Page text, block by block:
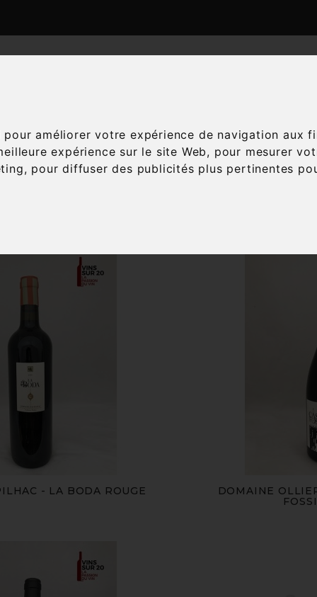
améliorer votre expérience de navigation aux
expérience sur le site Web, pour mesurer
, pour diffuser des publicités plus pertinentes
Accords mets-vins Gibier
- LA BODA ROUGE
DOMAINE